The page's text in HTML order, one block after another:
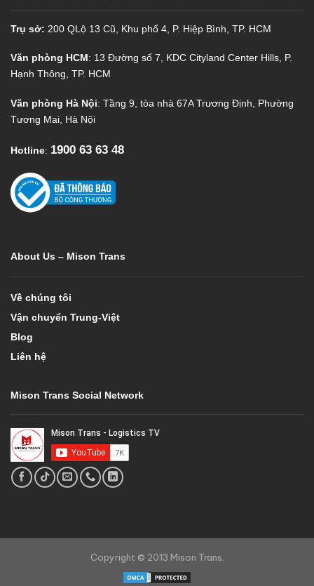
Trụ sở: 200 QLộ 13 Cũ, Khu phố 4, P. Hiệp Bình, TP. HCM
Văn phòng HCM: 13 Đường số 7, KDC Cityland Center Hills, P.
Hạnh Thông, TP. HCM
Văn phòng Hà Nội: Tầng 9, tòa nhà 67A Trương Định, Phường
Tương Mai, Hà Nội
Hotline: 1900 63 63 48
About Us – Mison Trans
Về chúng tôi
Vận chuyển Trung-Việt
Blog
Liên hệ
Mison Trans Social Network
Copyright © 2013 Mison Trans.